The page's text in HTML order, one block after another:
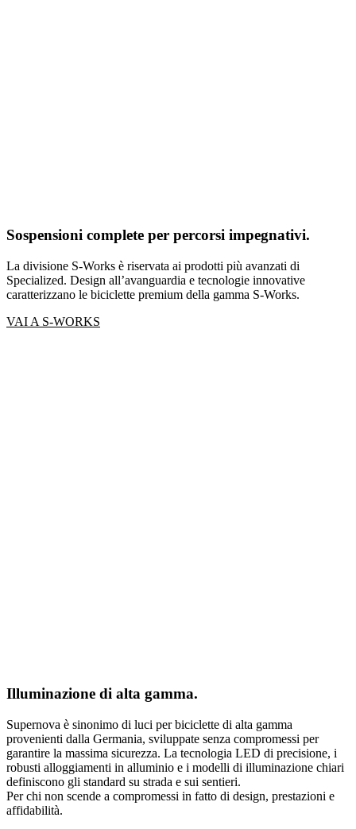
Sospensioni complete per percorsi impegnativi.
La divisione S-Works è riservata ai prodotti più avanzati di
Specialized. Design all’avanguardia e tecnologie innovative
caratterizzano le biciclette premium della gamma S-Works.
VAI A S-WORKS
Illuminazione di alta gamma.
Supernova è sinonimo di luci per biciclette di alta gamma
provenienti dalla Germania, sviluppate senza compromessi per
garantire la massima sicurezza. La tecnologia LED di precisione, i
robusti alloggiamenti in alluminio e i modelli di illuminazione chiari
definiscono gli standard su strada e sui sentieri.
Per chi non scende a compromessi in fatto di design, prestazioni e
affidabilità.